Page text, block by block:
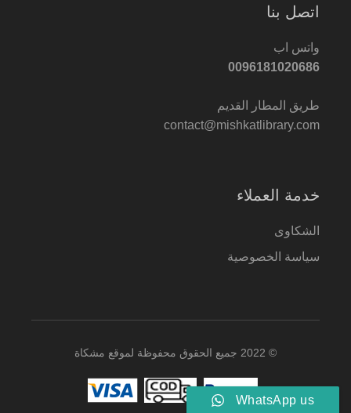
اتصل بنا
واتس اب
0096181020686
طريق المطار القديم
contact@mishkatlibrary.com
خدمة العملاء
الشكاوى
سياسة الخصوصية
© 2022 جميع الحقوق محفوظة لموقع مشكاة
WhatsApp us